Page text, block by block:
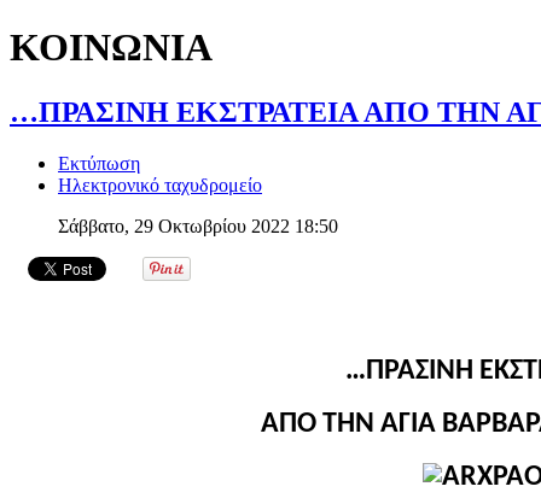
ΚΟΙΝΩΝΙΑ
…ΠΡΑΣΙΝΗ ΕΚΣΤΡΑΤΕΙΑ ΑΠΟ ΤΗΝ
Εκτύπωση
Ηλεκτρονικό ταχυδρομείο
Σάββατο, 29 Οκτωβρίου 2022 18:50
…ΠΡΑΣΙΝΗ
ΑΠΟ ΤΗΝ ΑΓΙΑ